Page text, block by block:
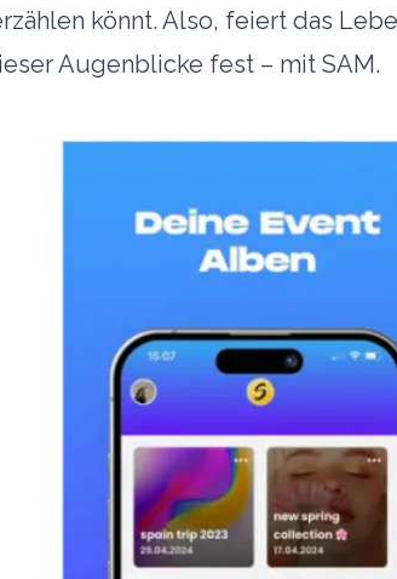
könnt. Also, feiert das
Augenblicke fest – mit SAM.